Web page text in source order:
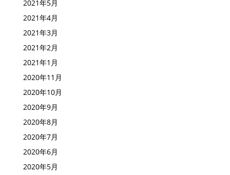
2021年6月
2021年5月
2021年4月
2021年3月
2021年2月
2021年1月
2020年11月
2020年10月
2020年9月
2020年8月
2020年7月
2020年6月